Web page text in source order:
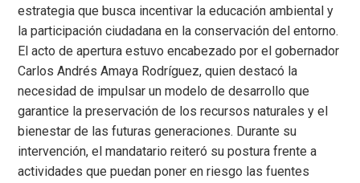
estrategia que busca incentivar la educación ambiental y
la participación ciudadana en la conservación del entorno.
El acto de apertura estuvo encabezado por el gobernador
Carlos Andrés Amaya Rodríguez, quien destacó la
necesidad de impulsar un modelo de desarrollo que
garantice la preservación de los recursos naturales y el
bienestar de las futuras generaciones. Durante su
intervención, el mandatario reiteró su postura frente a
actividades que puedan poner en riesgo las fuentes